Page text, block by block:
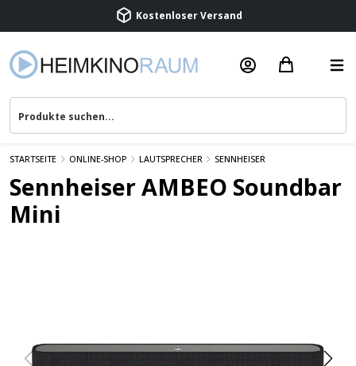
Beratung & Service
STARTSEITE ONLINE-SHOP LAUTSPRECHER SENNHEISER
Sennheiser AMBEO Soundbar
Mini